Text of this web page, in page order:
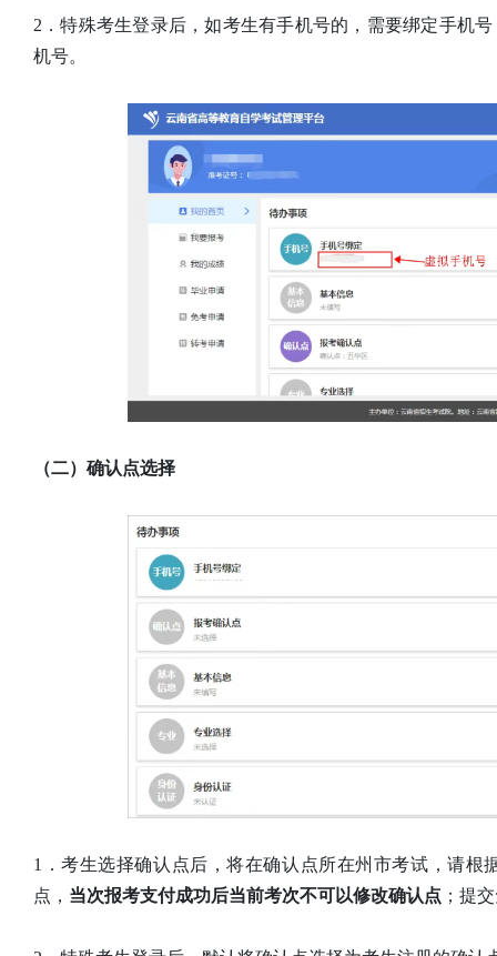
2．特殊考生登录后，如考生有手机号的，需要绑定手机
机号。
（二）确认点选择
1．考生选择确认点后，将在确认点所在州市考试，请
点， 当次报考支付成功后当前考次不可以修改确认点 ；提